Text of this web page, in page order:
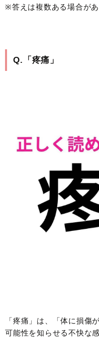
※答えは複数ある場合が
Q.「疼痛」
「疼痛」は、「体に損傷
可能性を知らせる不快な